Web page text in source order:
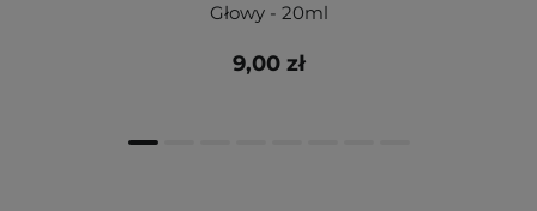
Głowy - 20ml
9,00 zł